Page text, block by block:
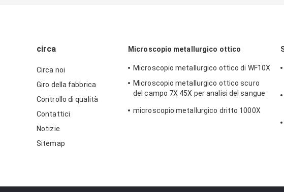
circa
Circa noi
Giro della fabbrica
Controllo di qualità
Contattici
Notizie
Sitemap
Microscopio metallurgico ottico
Microscopio metallurgico ottico di WF10X
Microscopio metallurgico ottico scuro
del campo 7X 45X per analisi del sangue
microscopio metallurgico dritto 1000X